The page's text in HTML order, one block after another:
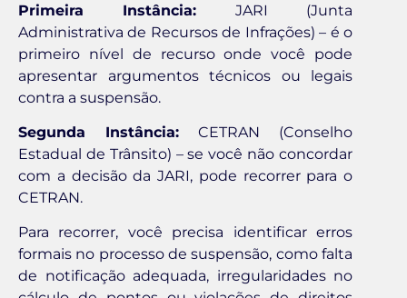
Primeira Instância: JARI (Junta
Administrativa de Recursos de Infrações) – é o
primeiro nível de recurso onde você pode
apresentar argumentos técnicos ou legais
contra a suspensão.
Segunda Instância: CETRAN (Conselho
Estadual de Trânsito) – se você não concordar
com a decisão da JARI, pode recorrer para o
CETRAN.
Para recorrer, você precisa identificar erros
formais no processo de suspensão, como falta
de notificação adequada, irregularidades no